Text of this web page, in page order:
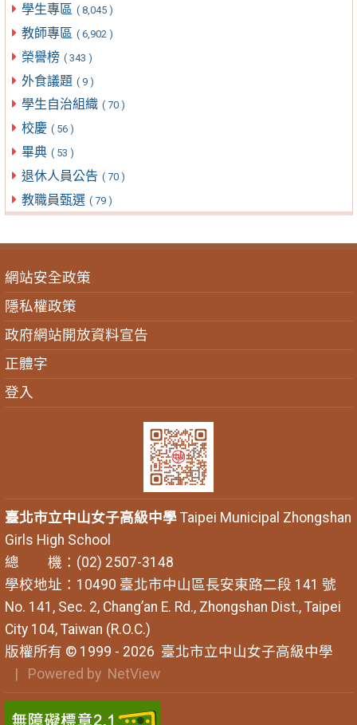
學生專區 ( 8,045 )
教師專區 ( 6,902 )
榮譽榜 ( 343 )
外食議題 ( 9 )
學生自治組織 ( 70 )
校慶 ( 56 )
畢典 ( 53 )
退休人員公告 ( 70 )
教職員甄選 ( 79 )
網站安全政策
隱私權政策
政府網站開放資料宣告
正體字
登入
臺北市立中山女子高級中學Taipei Municipal Zhongshan
Girls High School
總 機：(02) 2507-3148
學校地址：10490 臺北市中山區長安東路二段 141 號
No. 141, Sec. 2, Chang’an E. Rd., Zhongshan Dist., Taipei
City 104, Taiwan (R.O.C.)
版權所有 © 1999 - 2026 臺北市立中山女子高級中學
| Powered by NetView